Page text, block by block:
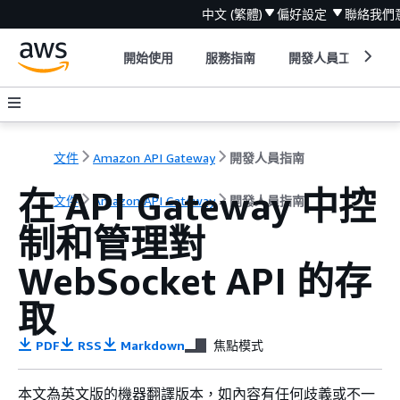
中文 (繁體) 偏好設定 聯絡我們
開始使用 服務指南 開發人員工具
文件 Amazon API Gateway 開發人員指南
文件 Amazon API Gateway 開發人員指南
在 API Gateway 中控
制和管理對
WebSocket API 的存
取
PDF RSS Markdown 焦點模式
本文為英文版的機器翻譯版本，如內容有任何歧義或不一